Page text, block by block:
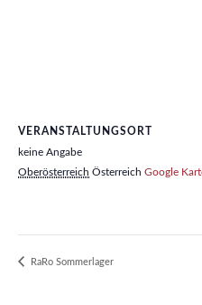
VERANSTALTUNGSORT
keine Angabe
Oberösterreich Österreich Google
RaRo Sommerlager